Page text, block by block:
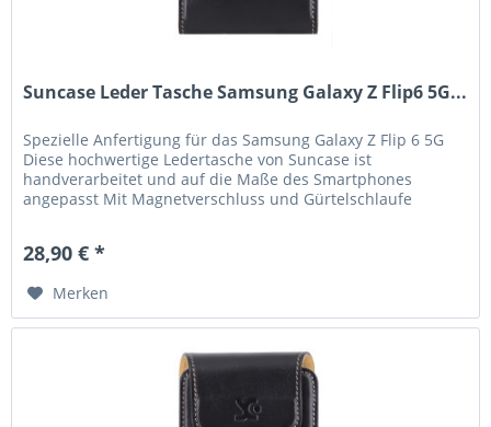
Suncase Leder Tasche Samsung Galaxy Z Flip6 5G...
Spezielle Anfertigung für das Samsung Galaxy Z Flip 6 5G
Diese hochwertige Ledertasche von Suncase ist
handverarbeitet und auf die Maße des Smartphones
angepasst Mit Magnetverschluss und Gürtelschlaufe
28,90 € *
Merken